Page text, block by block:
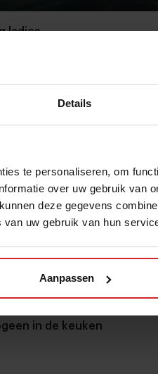
Details
te personaliseren, om
over uw gebruik van
deze gegevens
uw gebruik van hun
Aanpassen
ladies
in de keuken